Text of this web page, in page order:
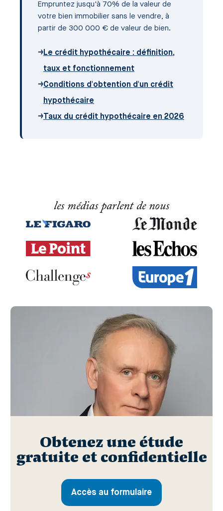
Empruntez jusqu'à 70% de la valeur de
votre bien immobilier sans le vendre, à
partir de 300 000 € de valeur de bien.
→Le crédit hypothécaire : définition,
taux et fonctionnement
→Conditions d'obtention d'un crédit
hypothécaire
→ Taux du crédit hypothécaire en 2026
les médias parlent de nous
Obtenez une étude
gratuite et confidentielle
Accès au formulaire